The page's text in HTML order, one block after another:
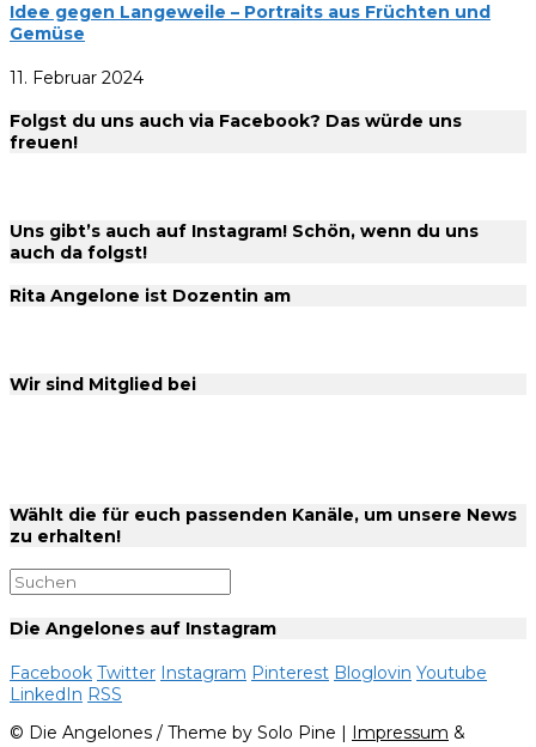
Idee gegen Langeweile – Portraits aus Früchten und
Gemüse
11. Februar 2024
Folgst du uns auch via Facebook? Das würde uns
freuen!
Uns gibt’s auch auf Instagram! Schön, wenn du uns
auch da folgst!
Rita Angelone ist Dozentin am
Wir sind Mitglied bei
Wählt die für euch passenden Kanäle, um unsere News
zu erhalten!
Die Angelones auf Instagram
Facebook Twitter Instagram Pinterest Bloglovin Youtube
LinkedIn RSS
© Die Angelones / Theme by Solo Pine | Impressum &